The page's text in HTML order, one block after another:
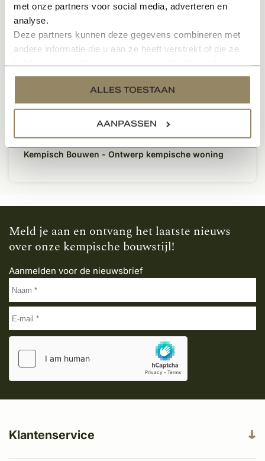
met onze partners voor social media, adverteren en
analyse.
Deze partners kunnen deze gegevens combineren met
andere informatie die u aan ze heeft verstrekt of die ze
services.
ALLES TOESTAAN
AANPASSEN
Over ons
Betaalmethoden
Algemene voorwaarden
Kempisch Bouwen - Ontwerp kempische woning
Kempisch Bouwen - Architecten
Meld je aan en ontvang het laatste nieuws
over onze kempische bouwstijl!
Aanmelden voor de nieuwsbrief
Klantenservice